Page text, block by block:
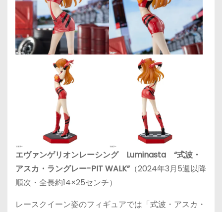
エヴァンゲリオンレーシング Luminasta “式波・
アスカ・ラングレー-PIT WALK”（2024年3月5週以降
順次・全長約14×25センチ）
レースクイーン姿のフィギュアでは「式波・アスカ・